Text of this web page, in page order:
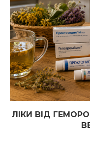
ЛІКИ ВІД